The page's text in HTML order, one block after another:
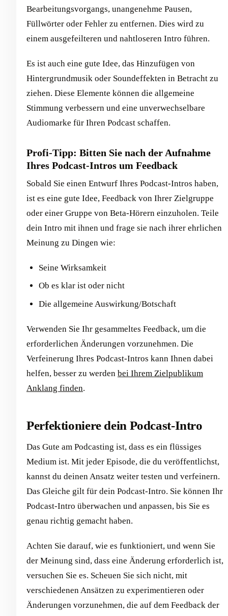
Bearbeitungsvorgangs, unangenehme Pausen,
Füllwörter oder Fehler zu entfernen. Dies wird zu
einem ausgefeilteren und nahtloseren Intro führen.
Es ist auch eine gute Idee, das Hinzufügen von
Hintergrundmusik oder Soundeffekten in Betracht zu
ziehen. Diese Elemente können die allgemeine
Stimmung verbessern und eine unverwechselbare
Audiomarke für Ihren Podcast schaffen.
Profi-Tipp: Bitten Sie nach der Aufnahme
Ihres Podcast-Intros um Feedback
Sobald Sie einen Entwurf Ihres Podcast-Intros haben,
ist es eine gute Idee, Feedback von Ihrer Zielgruppe
oder einer Gruppe von Beta-Hörern einzuholen. Teile
dein Intro mit ihnen und frage sie nach ihrer ehrlichen
Meinung zu Dingen wie:
Seine Wirksamkeit
Ob es klar ist oder nicht
Die allgemeine Auswirkung/Botschaft
Verwenden Sie Ihr gesammeltes Feedback, um die
erforderlichen Änderungen vorzunehmen. Die
Verfeinerung Ihres Podcast-Intros kann Ihnen dabei
helfen, besser zu werden bei Ihrem Zielpublikum
Anklang finden.
Perfektioniere dein Podcast-Intro
Das Gute am Podcasting ist, dass es ein flüssiges
Medium ist. Mit jeder Episode, die du veröffentlichst,
kannst du deinen Ansatz weiter testen und verfeinern.
Das Gleiche gilt für dein Podcast-Intro. Sie können Ihr
Podcast-Intro überwachen und anpassen, bis Sie es
genau richtig gemacht haben.
Achten Sie darauf, wie es funktioniert, und wenn Sie
der Meinung sind, dass eine Änderung erforderlich ist,
versuchen Sie es. Scheuen Sie sich nicht, mit
verschiedenen Ansätzen zu experimentieren oder
Änderungen vorzunehmen, die auf dem Feedback der